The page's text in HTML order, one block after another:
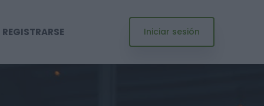
REGISTRARSE Iniciar sesión